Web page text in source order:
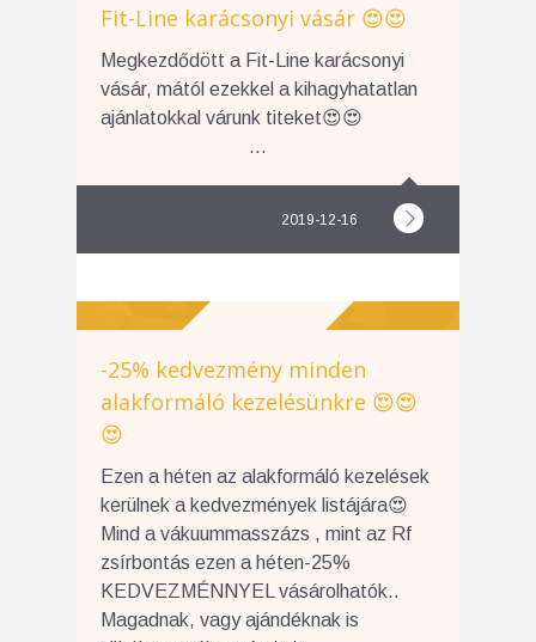
Fit-Line karácsonyi vásár 😍😍
Megkezdődött a Fit-Line karácsonyi
vásár, mától ezekkel a kihagyhatatlan
ajánlatokkal várunk titeket😍😍
...
2019-12-16
-25% kedvezmény minden
alakformáló kezelésünkre 😍😍
😍
Ezen a héten az alakformáló kezelések
kerülnek a kedvezmények listájára😍
Mind a vákuummasszázs , mint az Rf
zsírbontás ezen a héten-25%
KEDVEZMÉNNYEL vásárolhatók..
Magadnak, vagy ajándéknak is